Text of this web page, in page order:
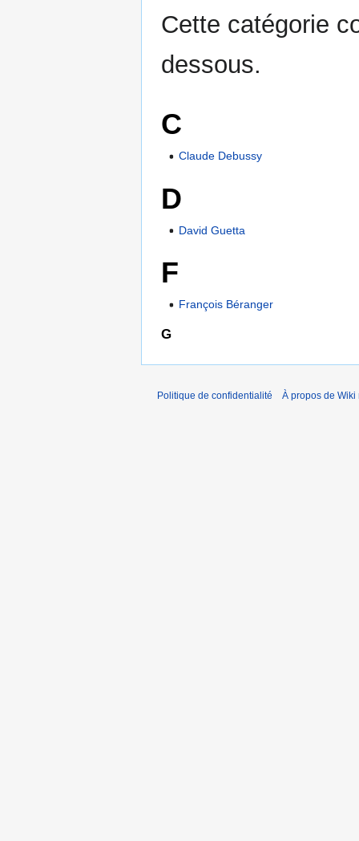
Cette catégorie
dessous.
C
Claude Debussy
D
David Guetta
F
François Béranger
G
Politique de confidentialité À propos de